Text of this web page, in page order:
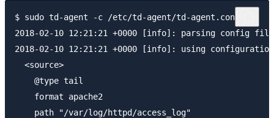
$ sudo td-agent -c /etc/td-agent/td-agent.conf
2018-02-10 12:21:21 +0000 [info]: parsing config
2018-02-10 12:21:21 +0000 [info]: using
  <source>
    @type tail
    format apache2
    path "/var/log/httpd/access_log"